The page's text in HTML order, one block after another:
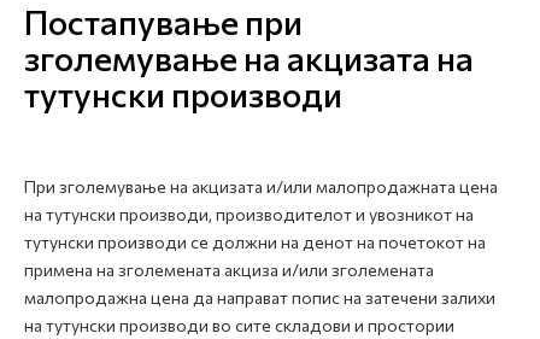
Постапување при
зголемување на акцизата на
тутунски производи
При зголемување на акцизата и/или малопродажната цена
на тутунски производи, производителот и увозникот на
тутунски производи се должни на денот на почетокот на
примена на зголемената акциза и/или зголемената
малопродажна цена да направат попис на затечени залихи
на тутунски производи во сите складови и простории